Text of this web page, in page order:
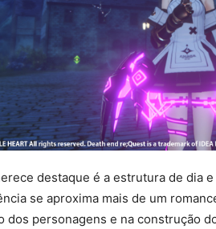
destaque é a estrutura de dia
se aproxima mais de um
dos personagens e na construção